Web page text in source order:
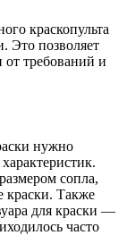
краскопульта
Это позволяет
от требований и
нужно
сопла,
краски. Также
для краски —
часто